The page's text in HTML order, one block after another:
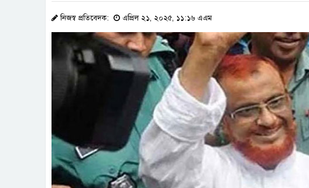
নিজস্ব প্রতিবেদক: এপ্রিল ২১, ২০২৫, ১১:১৬ এএম